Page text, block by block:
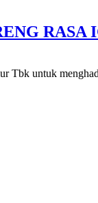
RASA
Tbk untuk